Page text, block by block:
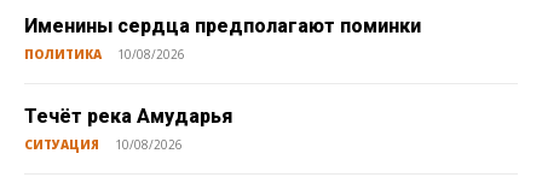
Именины сердца предполагают поминки
ПОЛИТИКА 10/08/2026
Течёт река Амударья
СИТУАЦИЯ 10/08/2026